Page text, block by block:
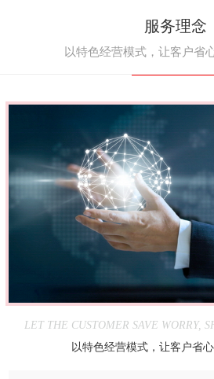
服务理念
以特色经营模式，让客户省
LET THE CUSTOMER SAVE WORRY,
以特色经营模式，让客户省